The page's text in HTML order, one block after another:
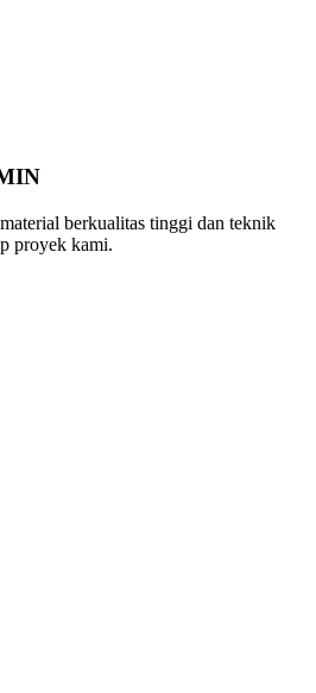
berkualitas tinggi dan teknik
proyek kami.